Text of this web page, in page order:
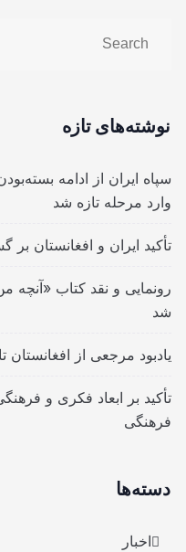
نوشته‌های تازه
سپاه ایران از ادامه
وارد مرحله تازه شد
تأکید ایران و افغانستان
رونمایی و نقد کتاب «آنچه
شد
یادبود مرجعی از افغانستان
تأکید بر ابعاد فکری و
فرهنگی
دسته‌ها
اخبار